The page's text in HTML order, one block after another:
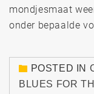
mondjesmaat
onder bepaalde
POSTED IN
BLUES FOR